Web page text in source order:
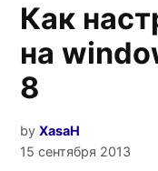
Как
на
8
by XasaH
15 сентября 2013